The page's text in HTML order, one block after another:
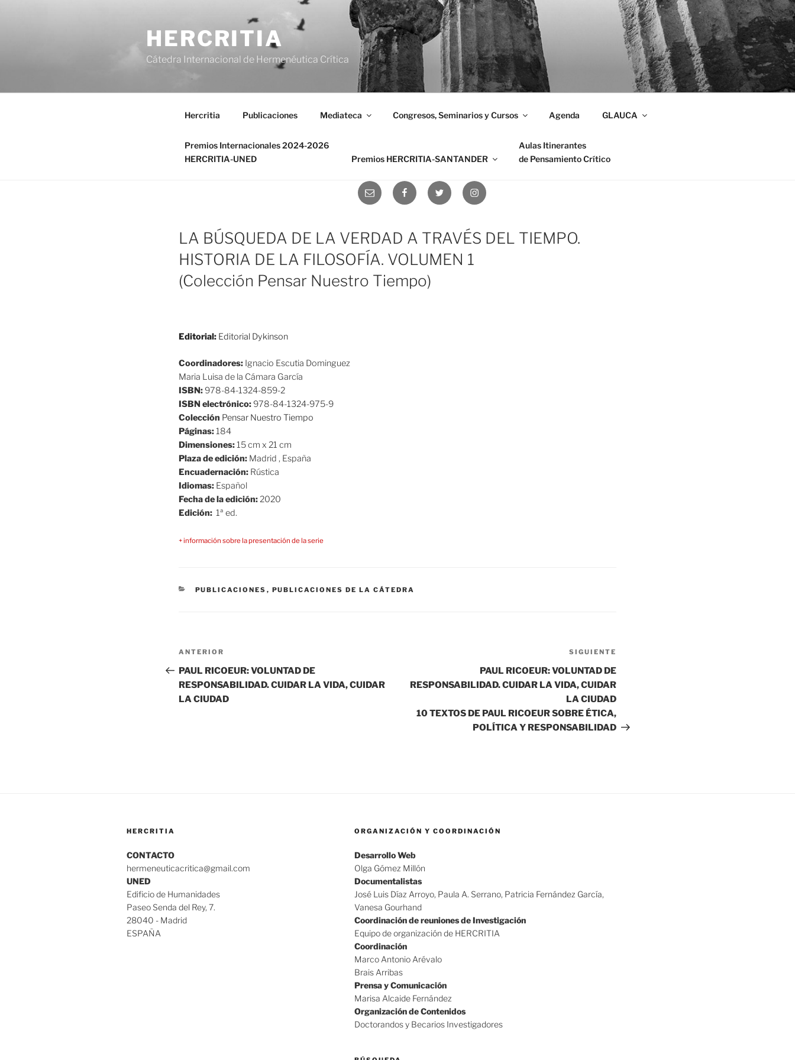
HERCRITIA
Cátedra Internacional de Hermenéutica Crítica
Hercritia Publicaciones Mediateca Congresos, Seminarios y Cursos Agenda GLAUCA
Premios Internacionales 2024-2026
HERCRITIA-UNED
Premios HERCRITIA-SANTANDER
Aulas Itinerantes
de Pensamiento Crítico
LA BÚSQUEDA DE LA VERDAD A TRAVÉS DEL TIEMPO.
HISTORIA DE LA FILOSOFÍA. VOLUMEN 1
(Colección Pensar Nuestro Tiempo)
Editorial: Editorial Dykinson
Coordinadores: Ignacio Escutia Dominguez
Maria Luisa de la Cámara García
ISBN:978-84-1324-859-2
ISBN electrónico:978-84-1324-975-9
Colección Pensar Nuestro Tiempo
Páginas:184
Dimensiones:15 cm x 21 cm
Plaza de edición: Madrid , España
Encuadernación: Rústica
Idiomas: Español
Fecha de la edición:2020
Edición: 1ª ed.
+ información sobre la presentación de la serie
CATEGORÍAS
PUBLICACIONES , PUBLICACIONES DE LA CÁTEDRA
Navegación
de
entradas
Entrada
anterior:
ANTERIOR
PAUL RICOEUR: VOLUNTAD DE
RESPONSABILIDAD. CUIDAR LA VIDA, CUIDAR
LA CIUDAD
entrada
SIGUIENTE
PAUL RICOEUR: VOLUNTAD DE
RESPONSABILIDAD. CUIDAR LA VIDA, CUIDAR
LA CIUDAD
10 TEXTOS DE PAUL RICOEUR SOBRE ÉTICA,
POLÍTICA Y RESPONSABILIDAD
HERCRITIA
CONTACTO
hermeneuticacritica@gmail.com
UNED
Edificio de Humanidades
Paseo Senda del Rey, 7.
28040 - Madrid
ESPAÑA
ORGANIZACIÓN Y COORDINACIÓN
Desarrollo Web
Olga Gómez Millón
Documentalistas
José Luis Díaz Arroyo, Paula A. Serrano, Patricia Fernández García,
Vanesa Gourhand
Coordinación de reuniones de Investigación
Equipo de organización de HERCRITIA
Coordinación
Marco Antonio Arévalo
Brais Arribas
Prensa y Comunicación
Marisa Alcaide Fernández
Organización de Contenidos
Doctorandos y Becarios Investigadores
Correo
electrónico
FacebookTwitter Instagram